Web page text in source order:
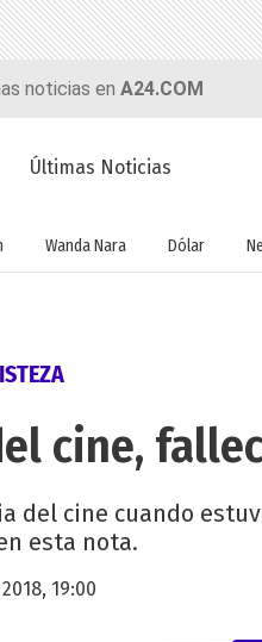
noticias en A24.COM
Últimas Noticias
Wanda Nara Dólar
cine,
cine cuando
esta nota.
19:00